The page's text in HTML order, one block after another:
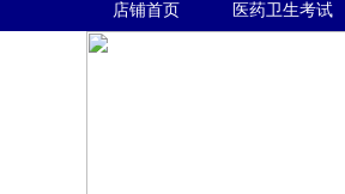
店铺首页 医药卫生考试
浪